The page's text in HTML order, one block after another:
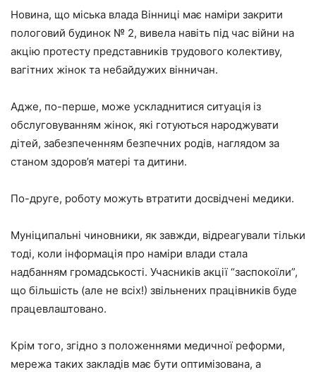
Новина, що міська влада Вінниці має наміри закрити
пологовий будинок № 2, вивела навіть під час війни на
акцію протесту представників трудового колективу,
вагітних жінок та небайдужих вінничан.
Адже, по-перше, може ускладнитися ситуація із
обслуговуванням жінок, які готуються народжувати
дітей, забезпеченням безпечних родів, наглядом за
станом здоров’я матері та дитини.
По-друге, роботу можуть втратити досвідчені медики.
Муніципальні чиновники, як завжди, відреагували тільки
тоді, коли інформація про наміри влади стала
надбанням громадськості. Учасників акції “заспокоїли”,
що більшість (але не всіх!) звільнених працівників буде
працевлаштовано.
Крім того, згідно з положеннями медичної реформи,
мережа таких закладів має бути оптимізована, а